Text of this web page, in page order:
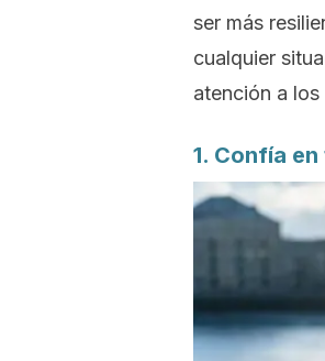
ser más
cualquier
atención a
1. Confía en